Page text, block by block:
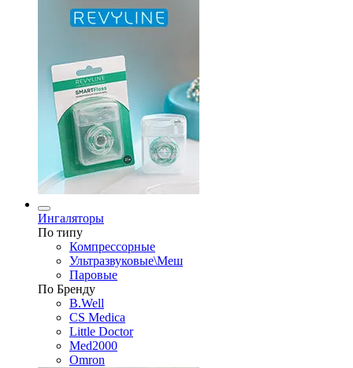
Ингаляторы
По типу
Компрессорные
Ультразвуковые\Меш
Паровые
По Бренду
B.Well
CS Medica
Little Doctor
Med2000
Omron